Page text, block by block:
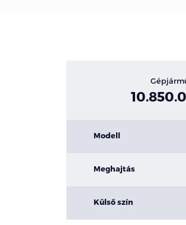
Modell
Meghajtás
Külső szín